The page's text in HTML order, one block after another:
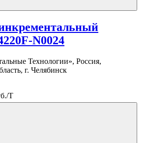
N0024
Технологии», Россия,
г. Челябинск
Т